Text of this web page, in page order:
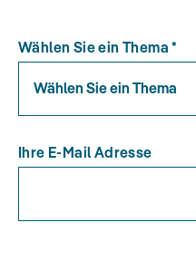
Wählen Sie ein Thema *
Wählen Sie ein Thema
Ihre E-Mail Adresse